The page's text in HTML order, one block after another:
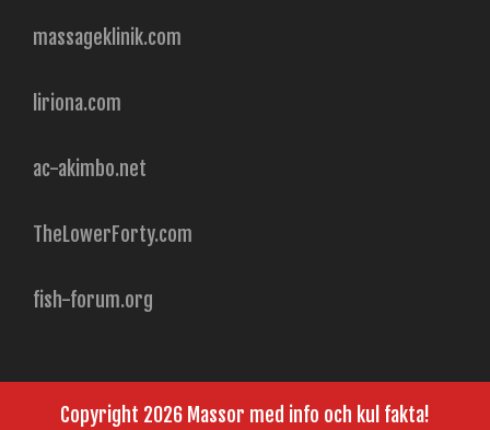
massageklinik.com
liriona.com
ac-akimbo.net
TheLowerForty.com
fish-forum.org
Copyright 2026 Massor med info och kul fakta!